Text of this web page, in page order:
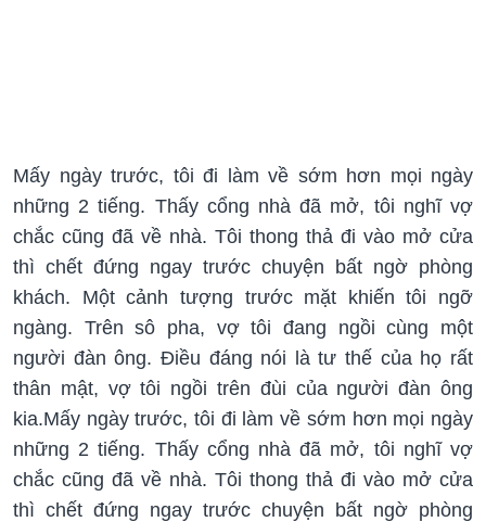
Mấy ngày trước, tôi đi làm về sớm hơn mọi ngày
những 2 tiếng. Thấy cổng nhà đã mở, tôi nghĩ vợ
chắc cũng đã về nhà. Tôi thong thả đi vào mở cửa
thì chết đứng ngay trước chuyện bất ngờ phòng
khách. Một cảnh tượng trước mặt khiến tôi ngỡ
ngàng. Trên sô pha, vợ tôi đang ngồi cùng một
người đàn ông. Điều đáng nói là tư thế của họ rất
thân mật, vợ tôi ngồi trên đùi của người đàn ông
kia.Mấy ngày trước, tôi đi làm về sớm hơn mọi ngày
những 2 tiếng. Thấy cổng nhà đã mở, tôi nghĩ vợ
chắc cũng đã về nhà. Tôi thong thả đi vào mở cửa
thì chết đứng ngay trước chuyện bất ngờ phòng